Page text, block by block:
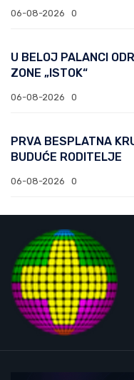
06-08-2026 0
U BELOJ PALANCI
ZONE „ISTOK“
06-08-2026 0
PRVA BESPLATNA
BUDUĆE RODITELJE
06-08-2026 0